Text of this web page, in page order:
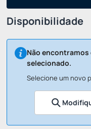
Disponibilidade
Não
selecionado.
Selecione um novo